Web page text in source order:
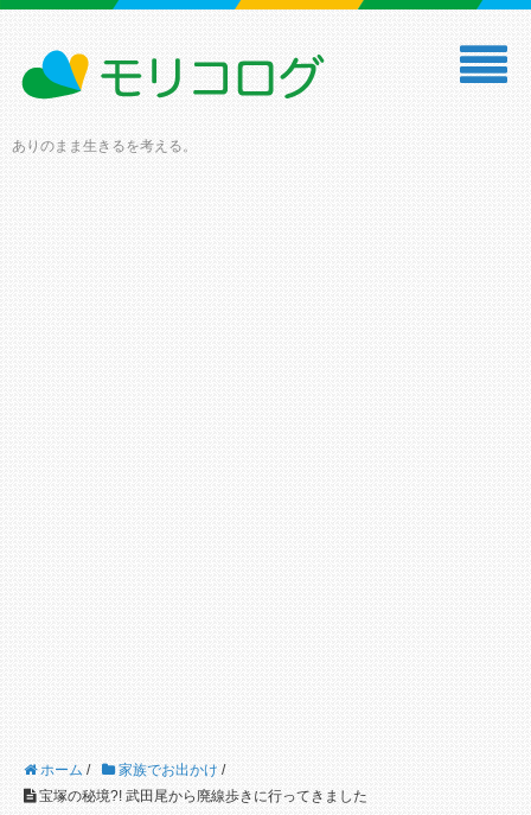
ありのまま生きるを考える。
ホーム / 家族でお出かけ /
宝塚の秘境?! 武田尾から廃線歩きに行ってきました